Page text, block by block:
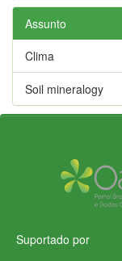
Assunto
Clima
Soil mineralogy
Suportado por